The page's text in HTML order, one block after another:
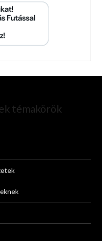
témakörök